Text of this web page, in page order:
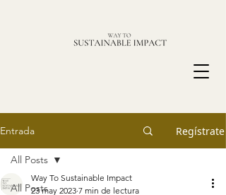
Entrada Regístrate
All Posts
All Posts
Way To Sustainable Impact
23 may 2023 7 min de lectura